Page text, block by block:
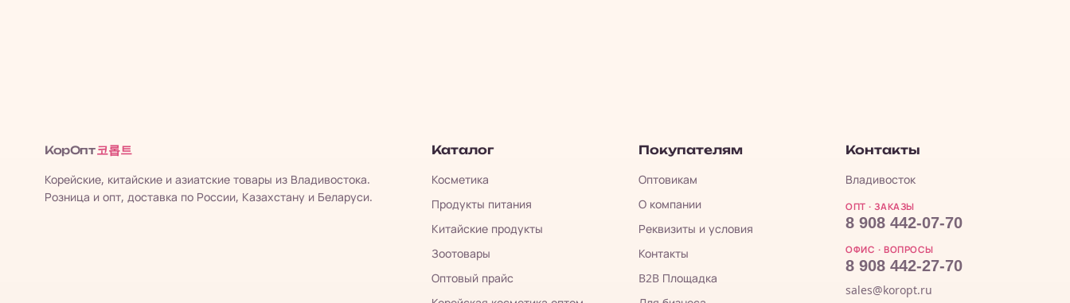
КорОпт 코롭트
Корейские, китайские и азиатские товары из Владивостока.
Розница и опт, доставка по России, Казахстану и Беларуси.
Каталог
Косметика
Продукты питания
Китайские продукты
Зоотовары
Оптовый прайс
Покупателям
Оптовикам
О компании
Реквизиты и условия
Контакты
B2B Площадка
Контакты
Владивосток
ОПТ · ЗАКАЗЫ
8 908 442-07-70
ОФИС · ВОПРОСЫ
8 908 442-27-70
sales@koropt.ru